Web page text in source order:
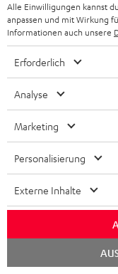
"... stattliches
Alle Einwilligungen kannst
anpassen und mit Wirkung
Informationen auch unsere
Erforderlich
Analyse
Marketing
Personalisierung
Externe Inhalte